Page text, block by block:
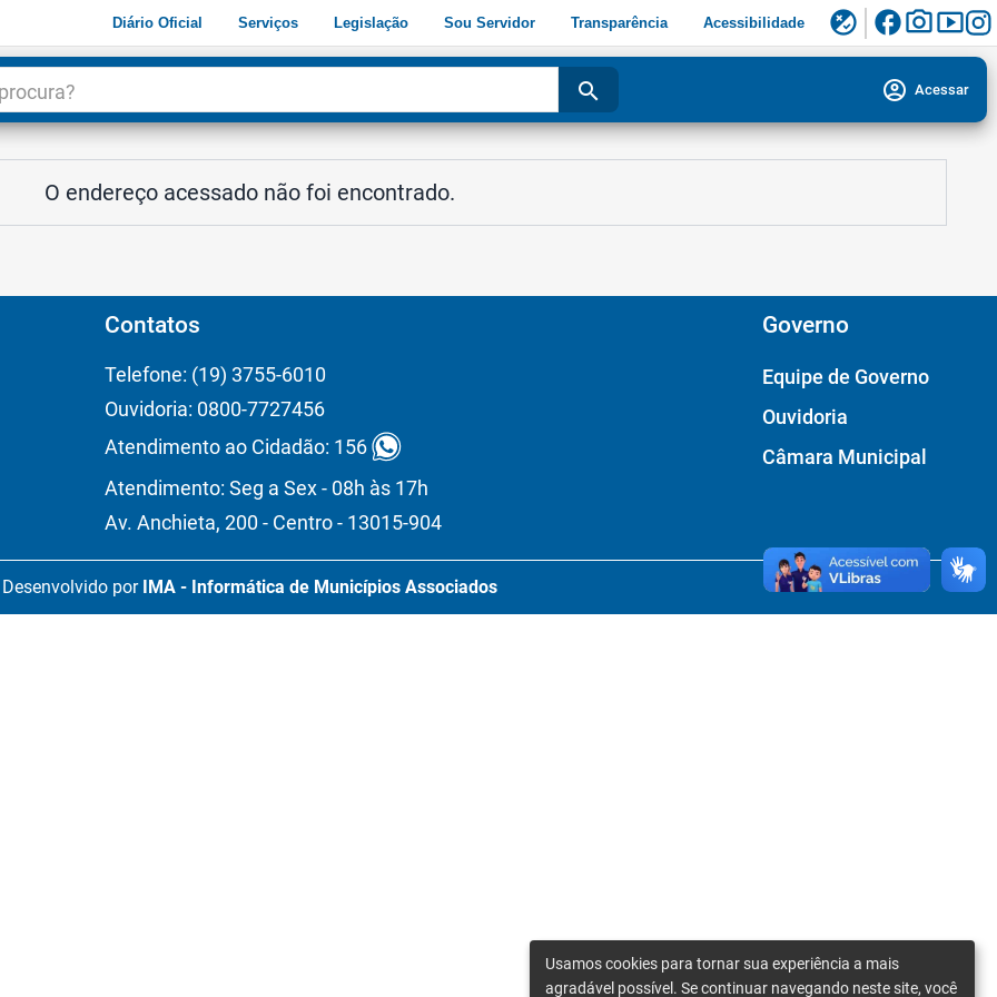
Diário Oficial Serviços Legislação Sou Servidor Transparência Acessibilidade flaky facebookphoto_camerasmart_display
search account_circle Acessar
O endereço acessado não foi encontrado.
Contatos
Telefone: (19) 3755-6010
Ouvidoria: 0800-7727456
Atendimento ao Cidadão: 156
Atendimento: Seg a Sex - 08h às 17h
Av. Anchieta, 200 - Centro - 13015-904
Governo
Equipe de Governo
Ouvidoria
Câmara Municipal
Desenvolvido por IMA - Informática de Municípios Associados
Usamos cookies para tornar sua experiência a mais
agradável possível. Se continuar navegando neste site, você